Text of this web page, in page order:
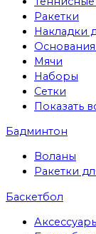
Ракетки
Накладки
Мячи
Наборы
Сетки
Показать
Бадминтон
Воланы
Ракетки
Баскетбол